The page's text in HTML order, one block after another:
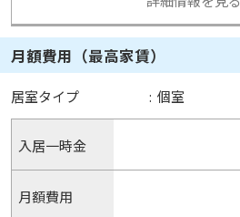
月額費用（最高家賃）
居室タイプ : 個室
入居一時金
月額費用